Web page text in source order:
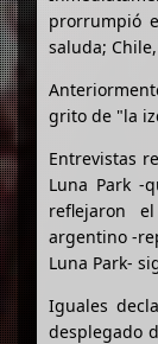
prorrumpió
saluda;
grito de "la
Entrevistas
Luna Park -
reflejaron
argentino -
Luna Park-
Iguales
desplegado